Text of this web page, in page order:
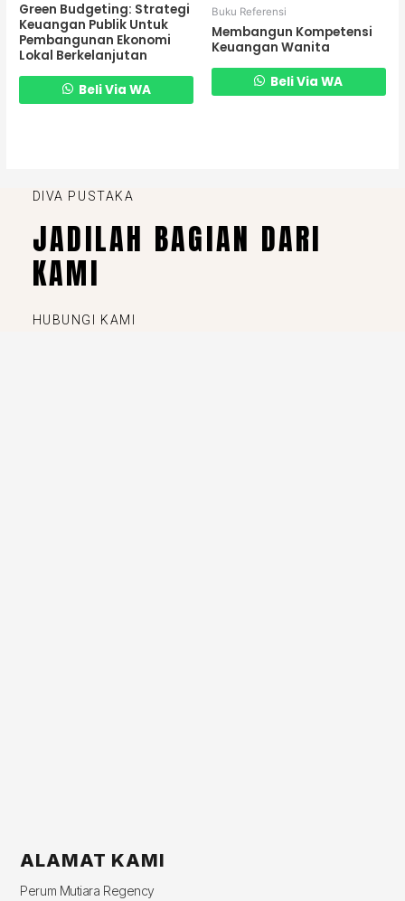
Green Budgeting: Strategi
Keuangan Publik Untuk
Pembangunan Ekonomi
Lokal Berkelanjutan
Beli Via WA
Buku Referensi
Membangun Kompetensi
Keuangan Wanita
Beli Via WA
DIVA PUSTAKA
JADILAH BAGIAN DARI
KAMI
HUBUNGI KAMI
ALAMAT KAMI
Perum Mutiara Regency